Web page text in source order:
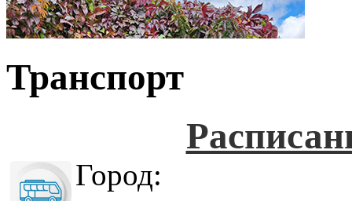
Транспорт
Город: